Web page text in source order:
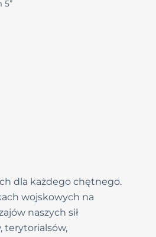
5”
dla każdego chętnego.
wojskowych na
naszych sił
terytorialsów,